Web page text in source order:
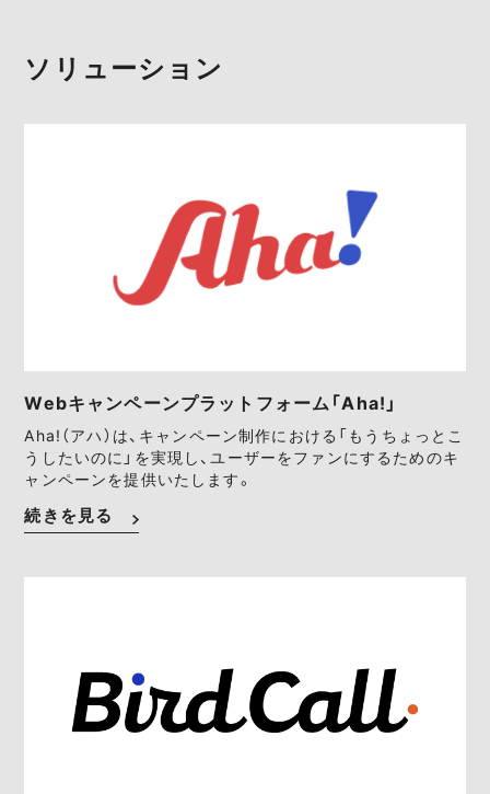
ソリューション
Webキャンペーンプラットフォーム「Aha!」
Aha!（アハ）は、キャンペーン制作における「もうちょっとこ
うしたいのに」を実現し、ユーザーをファンにするためのキ
ャンペーンを提供いたします。
続きを見る